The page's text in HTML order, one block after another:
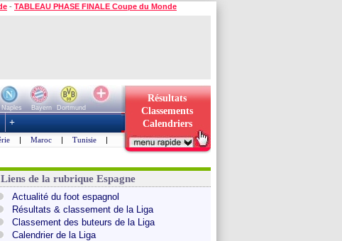
- TABLEAU PHASE FINALE Coupe du Monde
Naples Bayern
Dortmund
Résultats
Classements
Calendriers
+
| Maroc | Tunisie |
Liens de la rubrique Espagne
Actualité du foot espagnol
Résultats & classement de la Liga
Classement des buteurs de la Liga
Calendrier de la Liga